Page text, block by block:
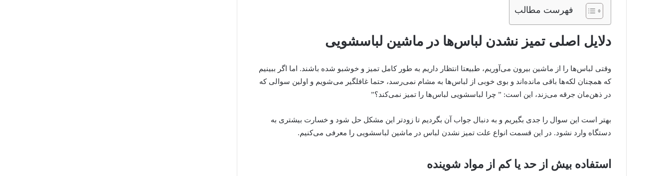
فهرست مطالب
دلایل اصلی تمیز نشدن لباس‌ها در ماشین لباسشویی
وقتی لباس‌ها را از ماشین بیرون می‌آوریم، طبیعتا انتظار داریم به طور کامل تمیز و خوشبو شده باشند. اما اگر ببینیم
که همچنان لکه‌ها باقی مانده‌اند و بوی خوبی از لباس‌ها به مشام نمی‌رسد، حتما غافلگیر می‌شویم و اولین سوالی که
در ذهن‌مان جرقه می‌زند، این است: ” چرا لباسشویی لباس‌ها را تمیز نمی‌کند؟”
بهتر است این سوال را جدی بگیریم و به دنبال جواب آن بگردیم تا زودتر این مشکل حل شود و خسارت بیشتری به
دستگاه وارد نشود. در این قسمت انواع علت تمیز نشدن لباس در ماشین لباسشویی را معرفی می‌کنیم.
استفاده بیش از حد یا کم از مواد شوینده